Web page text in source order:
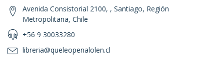
Avenida Consistorial 2100, , Santiago, Región
Metropolitana, Chile
+56 9 30033280
libreria@queleopenalolen.cl